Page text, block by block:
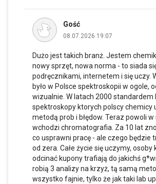
Gość
08.07.2026 19:07
Dużo jest takich branż. Jestem
nowy sprzęt, nowa norma - to siada
podręcznikami, internetem i się uczy.
było w Polsce spektroskopii w ogole,
wizualnie. W latach 2000 standardem
spektroskopy ktorych polscy chemicy
metodą prob i błędow. Teraz powoli
wchodzi chromatografia. Za 10 lat
co usprawni pracę - ale czego będzie
od zera. Całe życie się uczymy, osoby
odcinać kupony trafiają do jakichś
robią 3 analizy na krzyż, tą samą
wszystko fajnie, tylko że jak taki lab